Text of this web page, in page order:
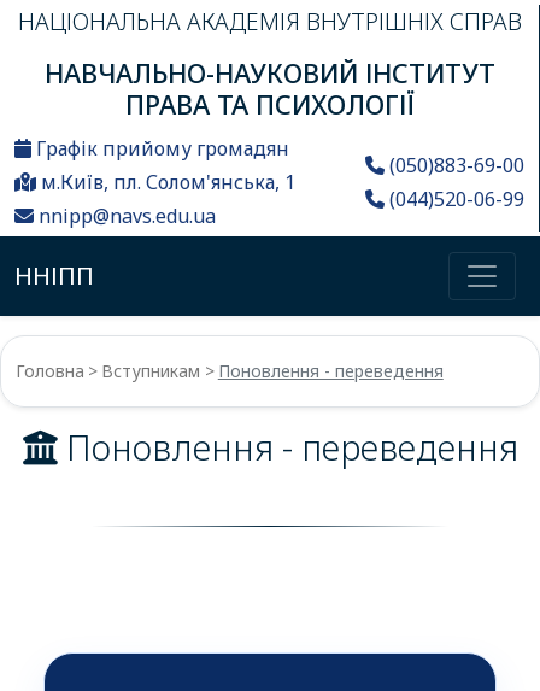
НАЦІОНАЛЬНА АКАДЕМІЯ ВНУТРІШНІХ СПРАВ
НАВЧАЛЬНО-НАУКОВИЙ ІНСТИТУТ
ПРАВА ТА ПСИХОЛОГІЇ
Графік прийому громадян
м.Київ, пл. Солом'янська, 1
nnipp@navs.edu.ua
(050)883-69-00
(044)520-06-99
ННІПП
Головна Вступникам Поновлення - переведення
Поновлення - переведення